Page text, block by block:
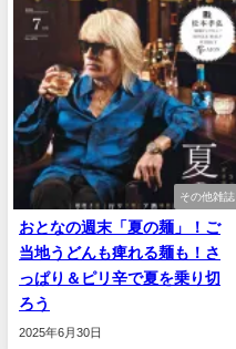
その他雑誌
おとなの週末「夏の麺」！ご
当地うどんも痺れる麺も！さ
っぱり＆ピリ辛で夏を乗り切
ろう
2025年6月30日